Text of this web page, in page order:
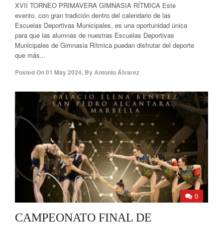
XVII TORNEO PRIMAVERA GIMNASIA RÍTMICA Este
evento, con gran tradición dentro del calendario de las
Escuelas Deportivas Municipales, es una oportunidad única
para que las alumnas de nuestras Escuelas Deportivas
Municipales de Gimnasia Rítmica puedan disfrutar del deporte
que más...
Posted On01 May 2024, ByAntonio Álvarez
0
CAMPEONATO FINAL DE